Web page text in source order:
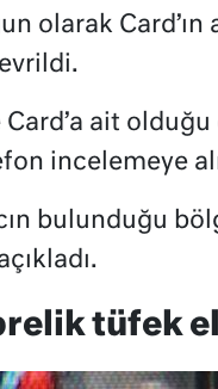
olarak Card’ın
ait
incelemeye
bulunduğu
tüfek